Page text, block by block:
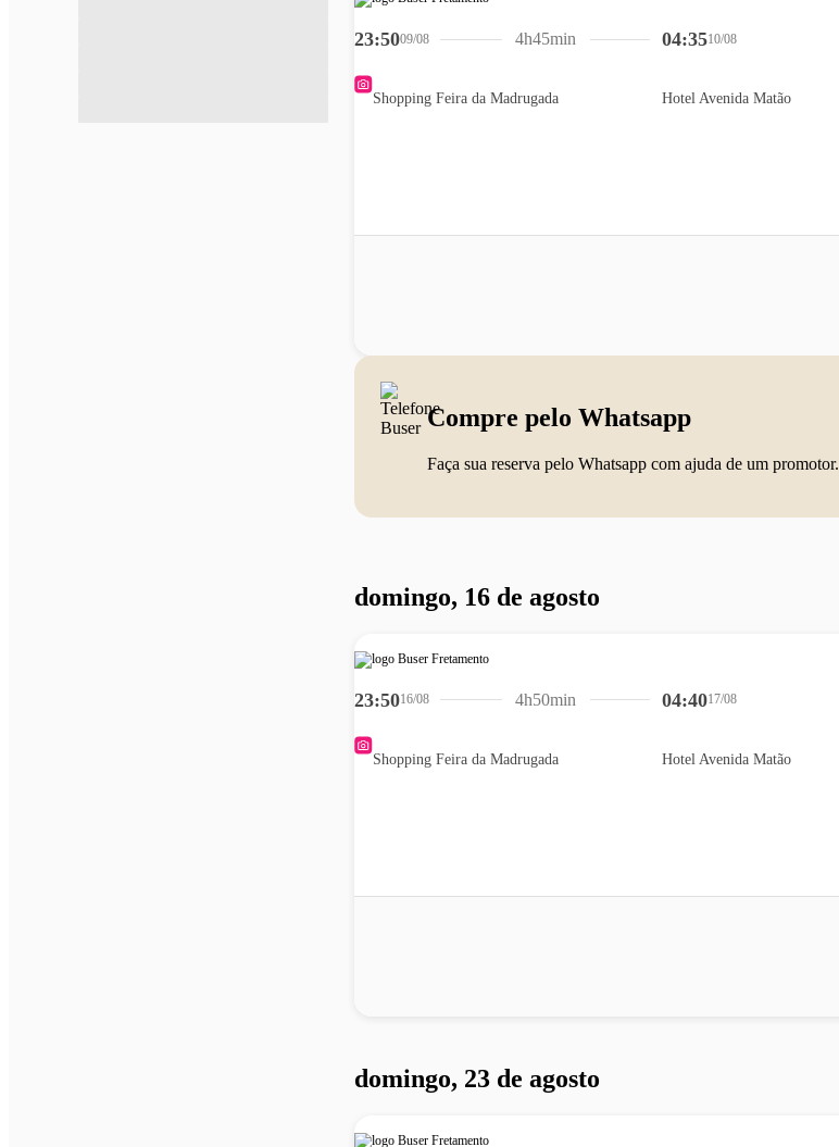
23:5009/08
Shopping Feira da Madrugada
04:3510/08
Hotel Avenida Matão
4h45min
Compre pelo Whatsapp
Faça sua reserva pelo Whatsapp com ajuda de um promotor.
domingo, 16 de agosto
23:5016/08
Shopping Feira da Madrugada
04:4017/08
Hotel Avenida Matão
4h50min
domingo, 23 de agosto